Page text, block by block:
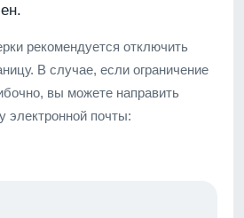
рекомендуется отключить
В случае, если ограничение
вы можете направить
электронной почты: